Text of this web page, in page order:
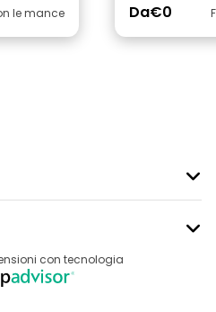
le mance Da€0
con tecnologia